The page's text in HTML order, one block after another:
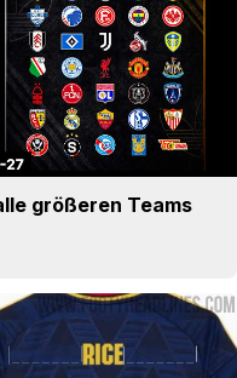
größeren Teams